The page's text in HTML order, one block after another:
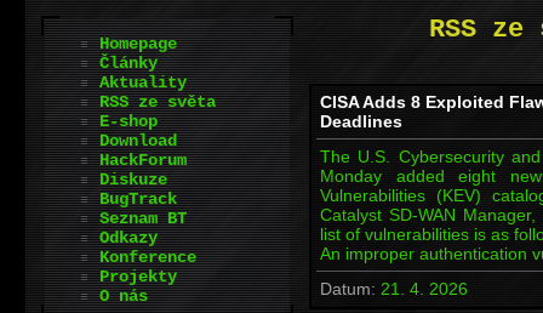
RSS
CISA Adds 8 Exploited
Deadlines
The U.S. Cybersecurity
Monday added eight
Vulnerabilities (KEV)
Catalyst SD-WAN
list of vulnerabilities is as
An improper authentication
Datum: 21. 4. 2026
Homepage
Články
Aktuality
RSS ze světa
E-shop
Download
HackForum
Diskuze
BugTrack
Seznam BT
Odkazy
Konference
Projekty
O nás